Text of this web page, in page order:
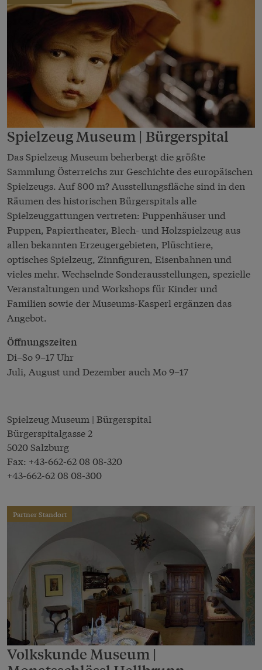
Spielzeug Museum | Bürgerspital
Das Spielzeug Museum beherbergt die größte
Sammlung Österreichs zur Geschichte des europäischen
Spielzeugs. Auf 800 m? Ausstellungsfläche sind in den
Räumen des historischen Bürgerspitals alle
Spielzeuggattungen vertreten: Puppenhäuser und
Puppen, Papiertheater, Blech- und Holzspielzeug aus
allen bekannten Erzeugergebieten, Plüschtiere,
optisches Spielzeug, Zinnfiguren, Eisenbahnen und
vieles mehr. Wechselnde Sonderausstellungen, spezielle
Veranstaltungen und Workshops für Kinder und
Familien sowie der Museums-Kasperl ergänzen das
Angebot.
Öffnungszeiten
Di–So 9–17 Uhr
Juli, August und Dezember auch Mo 9–17
Spielzeug Museum | Bürgerspital
Bürgerspitalgasse 2
5020 Salzburg
Fax: +43-662-62 08 08-320
+43-662-62 08 08-300
Partner Standort
Volkskunde Museum |